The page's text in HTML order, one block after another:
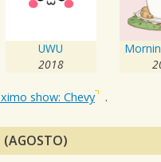
UWU
2018
show: Chevy .
(AGOSTO)